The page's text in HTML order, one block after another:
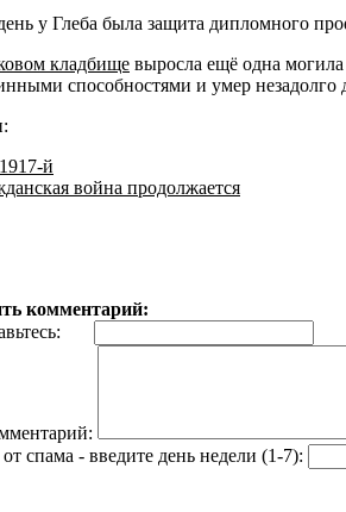
у Глеба была защита дипломного
кладбище выросла ещё одна
способностями и умер незадолго
й
война продолжается
комментарий:
спама - введите день недели (1-7):